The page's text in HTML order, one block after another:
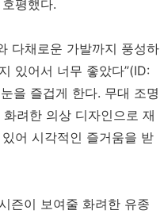
평했다.
다채로운 가발까지 풍성하
있어서 너무 좋았다”(ID:
을 즐겁게 한다. 무대 조명
려한 의상 디자인으로 재
어 시각적인 즐거움을 받
즌이 보여줄 화려한 유종